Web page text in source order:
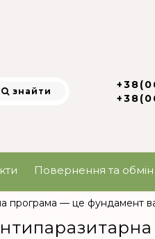
знайти
Повернення та обмін
програма — це фундамент